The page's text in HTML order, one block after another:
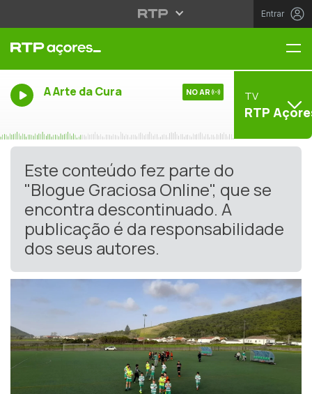
Entrar
A Arte da Cura NO AR TV
RTP
Este conteúdo fez parte do
"Blogue Graciosa Online", que se
encontra descontinuado. A
publicação é da responsabilidade
dos seus autores.